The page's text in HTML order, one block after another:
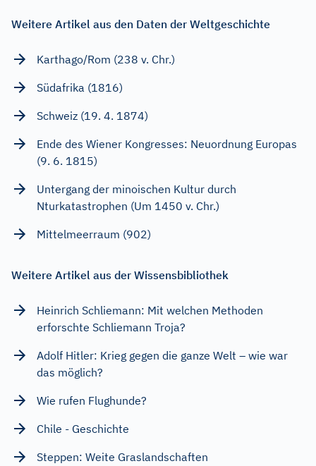
Weitere Artikel aus den Daten der Weltgeschichte
Karthago/Rom (238 v. Chr.)
Südafrika (1816)
Schweiz (19. 4. 1874)
Ende des Wiener Kongresses: Neuordnung Europas
(9. 6. 1815)
Untergang der minoischen Kultur durch
Nturkatastrophen (Um 1450 v. Chr.)
Mittelmeerraum (902)
Weitere Artikel aus der Wissensbibliothek
Heinrich Schliemann: Mit welchen Methoden
erforschte Schliemann Troja?
Adolf Hitler: Krieg gegen die ganze Welt – wie war
das möglich?
Wie rufen Flughunde?
Chile - Geschichte
Steppen: Weite Graslandschaften